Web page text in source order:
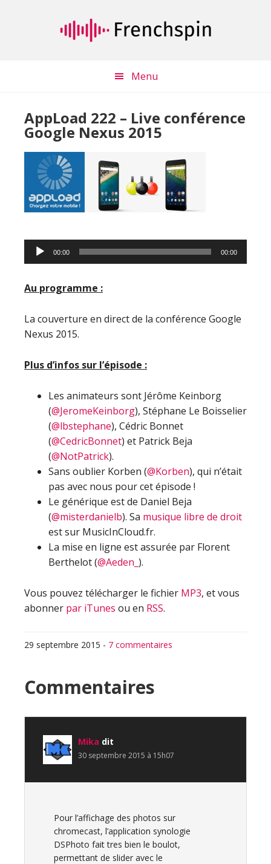
Menu
AppLoad 222 – Live conférence
Google Nexus 2015
Lecteur
audio
00:00 00:00
Au programme :
La couverture en direct de la conférence Google
Nexus 2015.
Plus d’infos sur l’épisode :
Les animateurs sont Jérôme Keinborg
(@JeromeKeinborg), Stéphane Le Boisselier
(@lbstephane), Cédric Bonnet
(@CedricBonnet) et Patrick Beja
(@NotPatrick).
Sans oublier Korben (@Korben), qui n’était
pas avec nous pour cet épisode !
Le générique est de Daniel Beja
(@misterdanielb). Sa musique libre de droit
est sur MusicInCloud.fr.
La mise en ligne est assurée par Florent
Berthelot (@Aeden_ ).
Vous pouvez télécharger le fichier MP3, et vous
abonner par iTunes ou en RSS.
29 septembre 2015 - 7 commentaires
Interactions
du
lecteur
Commentaires
Mika dit
30 septembre 2015 à 15h07
Pour l’affichage des photos sur
chromecast, l’application synologie
DSPhoto fait tres bien le boulot,
permettant de slider avec le